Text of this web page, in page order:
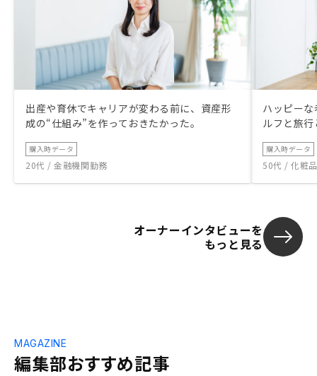
出産や育休でキャリアが変わる前に、資産形
成の“仕組み”を作っておきたかった。
購入時データ
20代 / 金融機関勤務
ハッピー
ルフと旅
購入時データ
50代 / 化粧
オーナーインタビューを
もっと見る
編集部おすすめ記事
MAGAZINE